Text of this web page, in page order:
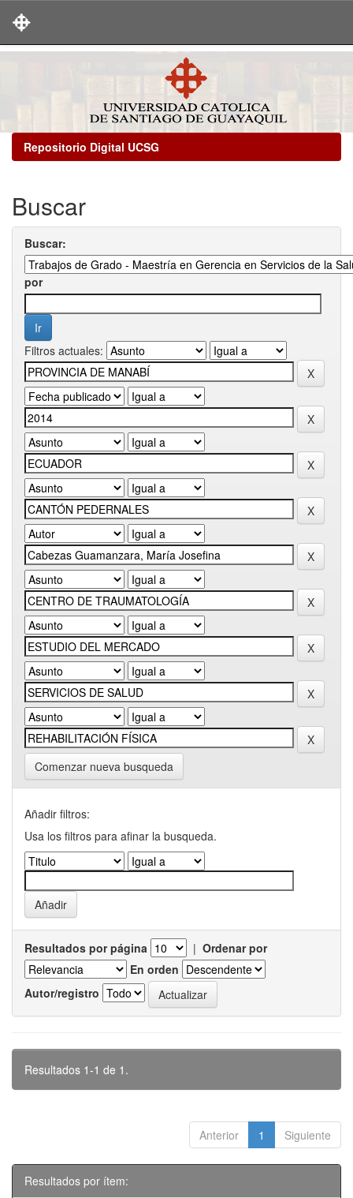
Repositorio Digital UCSG
Buscar
Buscar:
por
Filtros actuales:
Comenzar nueva busqueda
Añadir filtros:
Usa los filtros para afinar la busqueda.
Resultados por página | Ordenar por
En orden
Autor/registro
Resultados 1-1 de 1.
Anterior 1 Siguiente
Resultados por ítem: